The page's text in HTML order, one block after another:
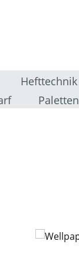
Hefttechnik
Paletten